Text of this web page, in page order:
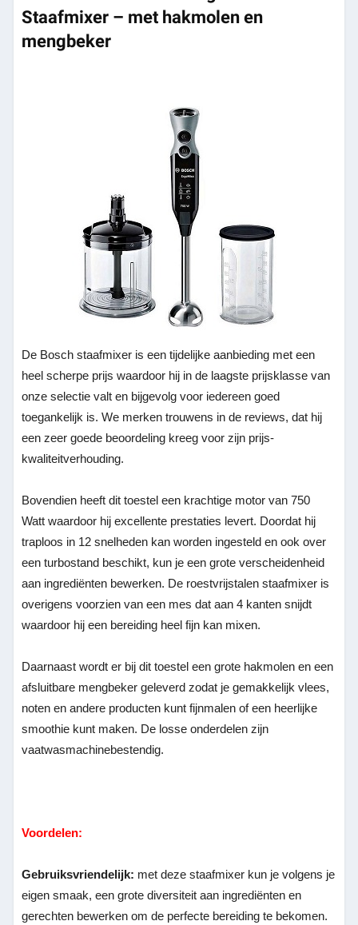
Staafmixer – met hakmolen en
mengbeker
De Bosch staafmixer is een tijdelijke aanbieding met een
heel scherpe prijs waardoor hij in de laagste prijsklasse van
onze selectie valt en bijgevolg voor iedereen goed
toegankelijk is. We merken trouwens in de reviews, dat hij
een zeer goede beoordeling kreeg voor zijn prijs-
kwaliteitverhouding.
Bovendien heeft dit toestel een krachtige motor van 750
Watt waardoor hij excellente prestaties levert. Doordat hij
traploos in 12 snelheden kan worden ingesteld en ook over
een turbostand beschikt, kun je een grote verscheidenheid
aan ingrediënten bewerken. De roestvrijstalen staafmixer is
overigens voorzien van een mes dat aan 4 kanten snijdt
waardoor hij een bereiding heel fijn kan mixen.
Daarnaast wordt er bij dit toestel een grote hakmolen en een
afsluitbare mengbeker geleverd zodat je gemakkelijk vlees,
noten en andere producten kunt fijnmalen of een heerlijke
smoothie kunt maken. De losse onderdelen zijn
vaatwasmachinebestendig.
Voordelen:
Gebruiksvriendelijk: met deze staafmixer kun je volgens je
eigen smaak, een grote diversiteit aan ingrediënten en
gerechten bewerken om de perfecte bereiding te bekomen.